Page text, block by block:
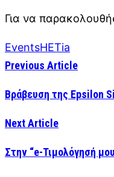
Για να
EventsHETia
Previous Article
Βράβευση της Epsilon
Next Article
Στην “e-Τιμολόγησή